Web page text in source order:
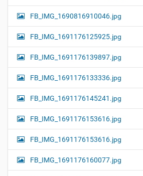
FB_IMG_1690816910046.jpg
FB_IMG_1691176125925.jpg
FB_IMG_1691176139897.jpg
FB_IMG_1691176133336.jpg
FB_IMG_1691176145241.jpg
FB_IMG_1691176153616.jpg
FB_IMG_1691176153616.jpg
FB_IMG_1691176160077.jpg